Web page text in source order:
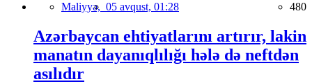
Maliyyə, 05 avqust, 01:28 480
Azərbaycan ehtiyatlarını artırır, lakin
manatın dayanıqlılığı hələ də neftdən
asılıdır